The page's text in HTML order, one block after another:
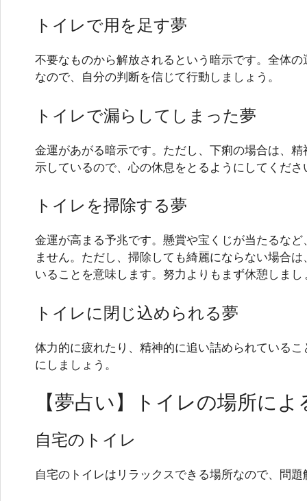
トイレで用を足す夢
不要なものから解放されるという暗示です。全体
なので、自分の判断を信じて行動しましょう。
トイレで漏らしてしまった夢
金運があがる暗示です。ただし、下痢の場合は、
示しているので、心の休息をとるようにしてくださ
トイレを掃除する夢
金運が高まる予兆です。懸賞や宝くじが当たるな
ません。ただし、掃除しても綺麗にならない場合
いることを意味します。努力よりもまず休憩しまし
トイレに閉じ込められる夢
体力的に疲れたり、精神的に追い詰められている
にしましょう。
【夢占い】トイレの場所によ
自宅のトイレ
自宅のトイレはリラックスできる場所なので、問